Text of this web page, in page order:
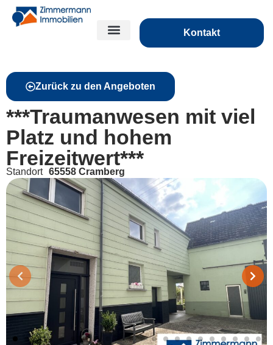
Kontakt
Zurück zu den Angeboten
***Traumanwesen mit viel
Platz und hohem
Freizeitwert***
Standort 65558 Cramberg